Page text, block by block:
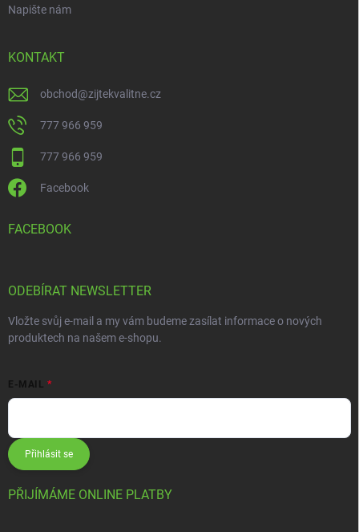
Napište nám
KONTAKT
obchod@zijtekvalitne.cz
777 966 959
777 966 959
Facebook
FACEBOOK
ODEBÍRAT NEWSLETTER
Vložte svůj e-mail a my vám budeme zasílat informace o nových
produktech na našem e-shopu.
E-MAIL
Přihlásit se
PŘIJÍMÁME ONLINE PLATBY